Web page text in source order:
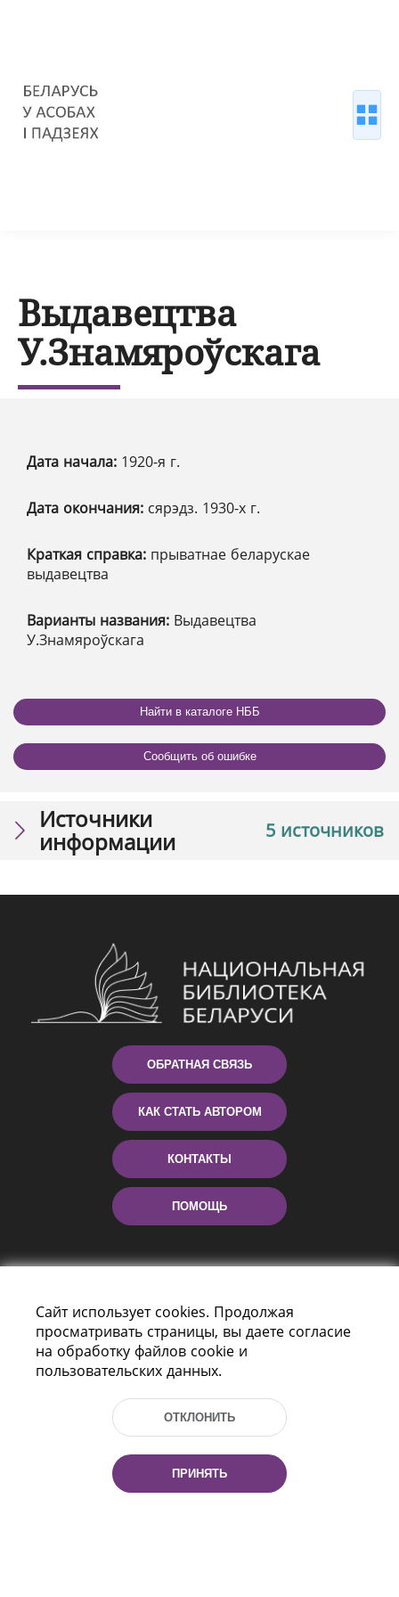
Выдавецтва
У.Знамяроўскага
Дата начала: 1920-я г.
Дата окончания: сярэдз. 1930-х г.
Краткая справка: прыватнае беларускае
выдавецтва
Варианты названия: Выдавецтва
У.Знамяроўскага
Найти в каталоге НББ
Сообщить об ошибке
5 источников
Источники
информации
ОБРАТНАЯ СВЯЗЬ
КАК СТАТЬ АВТОРОМ
КОНТАКТЫ
ПОМОЩЬ
Пр-т Независимости 116
г. Минск, Республика Беларусь, 220114
Тел.: (+375 17) 368 37 37, Факс: (+375 17)
Эл. почта: inbox@nlb.by
Сайт использует cookies. Продолжая
просматривать страницы, вы даете согласие
на обработку файлов cookie и
пользовательских данных.
ОТКЛОНИТЬ
ПРИНЯТЬ